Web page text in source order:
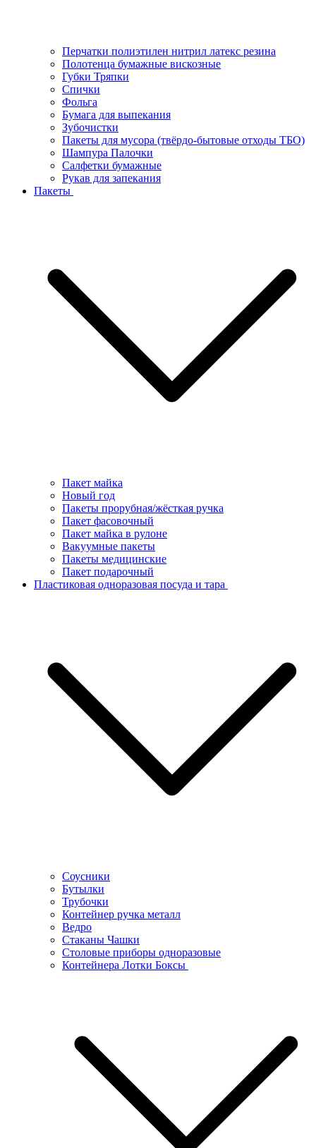
Перчатки полиэтилен нитрил латекс резина
Полотенца бумажные вискозные
Губки Тряпки
Спички
Фольга
Бумага для выпекания
Зубочистки
Пакеты для мусора (твёрдо-бытовые отходы ТБО)
Шампура Палочки
Салфетки бумажные
Рукав для запекания
Пакеты
Пакет майка
Новый год
Пакеты прорубная/жёсткая ручка
Пакет фасовочный
Пакет майка в рулоне
Вакуумные пакеты
Пакеты медицинские
Пакет подарочный
Пластиковая одноразовая посуда и тара
Соусники
Бутылки
Трубочки
Контейнер ручка металл
Ведро
Стаканы Чашки
Столовые приборы одноразовые
Контейнера Лотки Боксы